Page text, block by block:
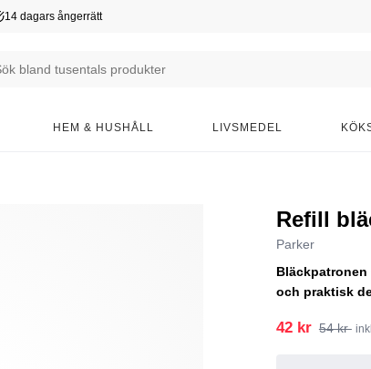
14 dagars ångerrätt
HEM & HUSHÅLL LIVSMEDEL
Refill
Parker
Bläckpatronen
och praktisk
42 kr 54 kr